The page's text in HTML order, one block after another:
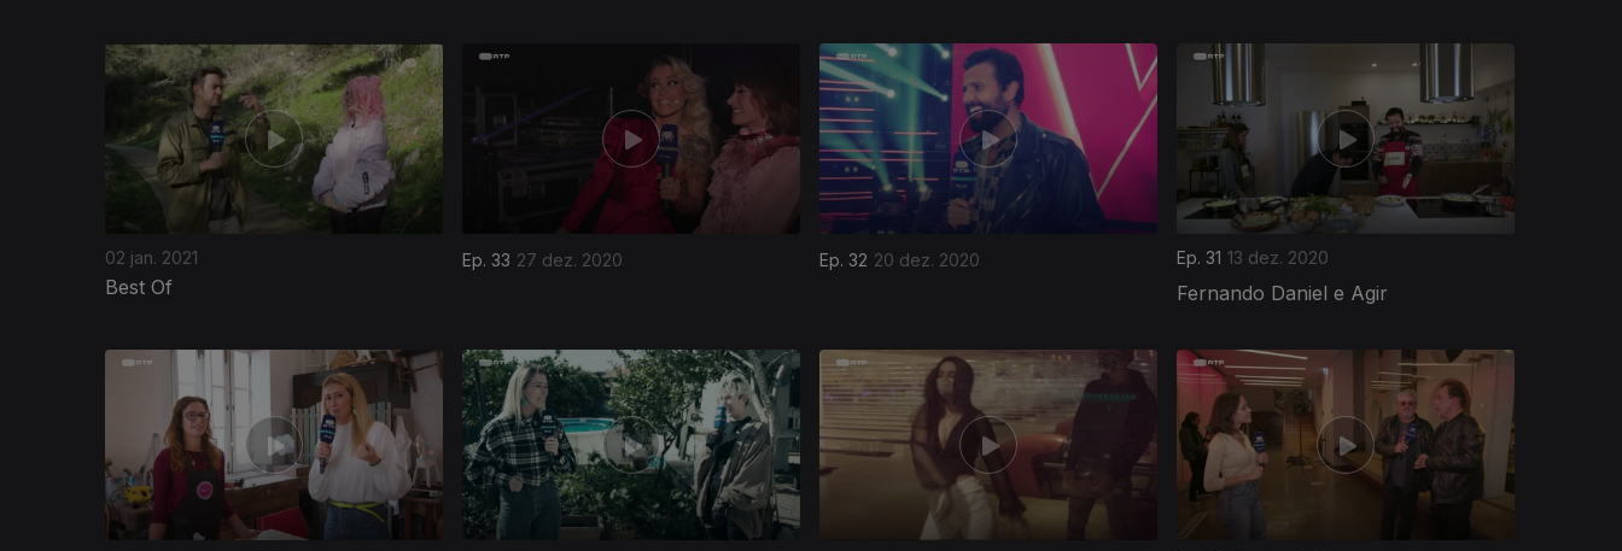
02 jan. 2021
Best Of
Ep. 33 27 dez. 2020 Ep. 32 20 dez. 2020 Ep. 31 13 dez. 2020
Fernando Daniel e Agir
506251